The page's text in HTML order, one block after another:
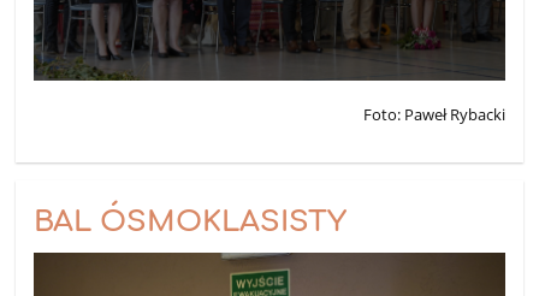
Foto: Paweł Rybacki
BAL ÓSMOKLASISTY